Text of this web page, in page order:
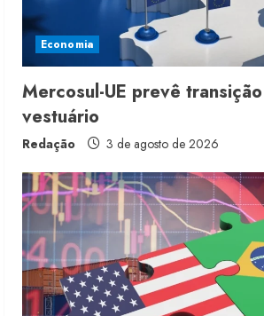
Economia
Mercosul-UE prevê
vestuário
Redação 3 de agosto de 2026
2
Moda vende
produtos
6 de agosto de 2026